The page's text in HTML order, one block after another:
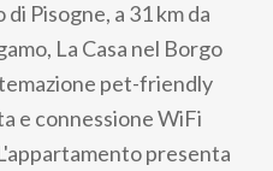
Pisogne, a 31 km da
La Casa nel Borgo
pet-friendly
e connessione WiFi
presenta